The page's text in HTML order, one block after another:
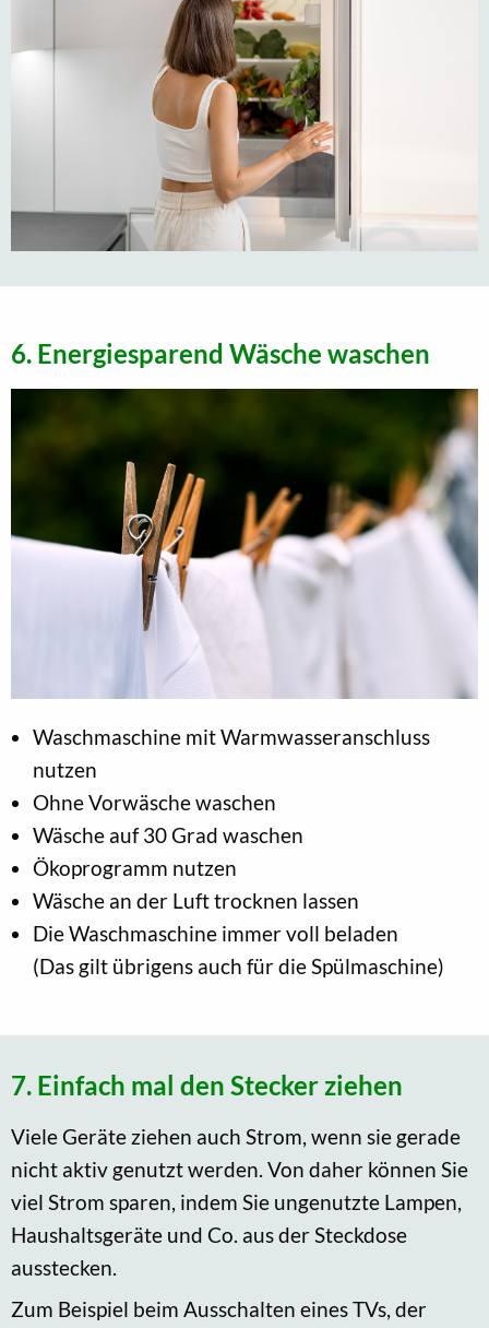
6. Energiesparend Wäsche waschen
Waschmaschine mit Warmwasseranschluss
nutzen
Ohne Vorwäsche waschen
Wäsche auf 30 Grad waschen
Ökoprogramm nutzen
Wäsche an der Luft trocknen lassen
Die Waschmaschine immer voll beladen
(Das gilt übrigens auch für die Spülmaschine)
7. Einfach mal den Stecker ziehen
Viele Geräte ziehen auch Strom, wenn sie gerade
nicht aktiv genutzt werden. Von daher können Sie
viel Strom sparen, indem Sie ungenutzte Lampen,
Haushaltsgeräte und Co. aus der Steckdose
ausstecken.
Zum Beispiel beim Ausschalten eines TVs, der